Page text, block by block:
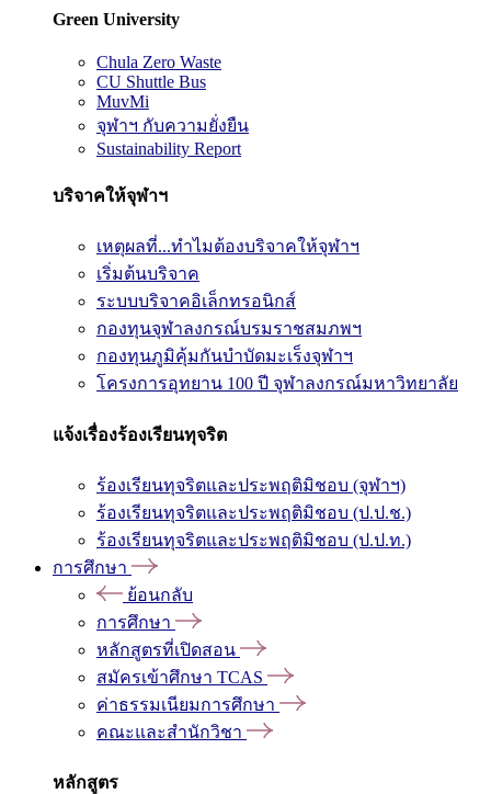
Green University
Chula Zero Waste
CU Shuttle Bus
MuvMi
จุฬาฯ กับความยั่งยืน
Sustainability Report
บริจาคให้จุฬาฯ
เหตุผลที่...ทำไมต้องบริจาคให้จุฬาฯ
เริ่มต้นบริจาค
ระบบบริจาคอิเล็กทรอนิกส์
กองทุนจุฬาลงกรณ์บรมราชสมภพฯ
กองทุนภูมิคุ้มกันบำบัดมะเร็งจุฬาฯ
โครงการอุทยาน 100 ปี จุฬาลงกรณ์มหาวิทยาลัย
แจ้งเรื่องร้องเรียนทุจริต
ร้องเรียนทุจริตและประพฤติมิชอบ (จุฬาฯ)
ร้องเรียนทุจริตและประพฤติมิชอบ (ป.ป.ช.)
ร้องเรียนทุจริตและประพฤติมิชอบ (ป.ป.ท.)
การศึกษา
ย้อนกลับ
การศึกษา
หลักสูตรที่เปิดสอน
สมัครเข้าศึกษา TCAS
ค่าธรรมเนียมการศึกษา
คณะและสำนักวิชา
หลักสูตร